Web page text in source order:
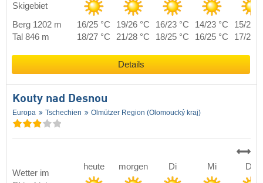
Skigebiet
Berg 1202 m 16/25 °C 19/26 °C 16/23 °C 14/23 °C
15/23
Tal 846 m
18/27 °C 21/28 °C 18/25 °C 16/25 °C 17/25
Details
Kouty nad Desnou
Europa Tschechien Olmützer Region (Olomoucký kraj)
Wetter im
heute morgen Di Mi Do